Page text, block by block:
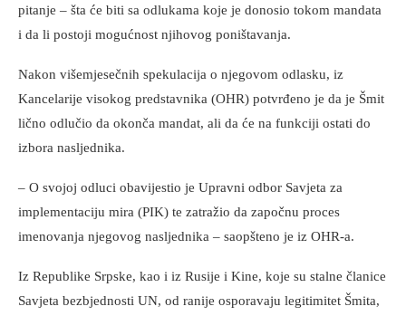
pitanje – šta će biti sa odlukama koje je donosio tokom mandata
i da li postoji mogućnost njihovog poništavanja.
Nakon višemjesečnih spekulacija o njegovom odlasku, iz
Kancelarije visokog predstavnika (OHR) potvrđeno je da je Šmit
lično odlučio da okonča mandat, ali da će na funkciji ostati do
izbora nasljednika.
– O svojoj odluci obavijestio je Upravni odbor Savjeta za
implementaciju mira (PIK) te zatražio da započnu proces
imenovanja njegovog nasljednika – saopšteno je iz OHR-a.
Iz Republike Srpske, kao i iz Rusije i Kine, koje su stalne članice
Savjeta bezbjednosti UN, od ranije osporavaju legitimitet Šmita,